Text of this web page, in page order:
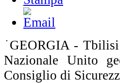
GEORGIA -
Nazionale Unito
Consiglio di